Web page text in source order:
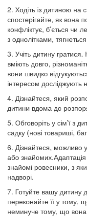
2. Ходіть із дитиною на
спостерігайте, як вона
конфліктує, б’ється чи
з однолітками,
3. Учіть дитину
вміють довго,
вони швидко
інтересом досліджують
4. Дізнайтеся, який
дитини вдома до
5. Обговоріть у сім’ї з
садку (нові товариші,
6. Дізнайтеся, можливо
або
знайомі ровесники, з
надворі.
7. Готуйте вашу дитину
переконайте її у тому,
неминуче тому, що